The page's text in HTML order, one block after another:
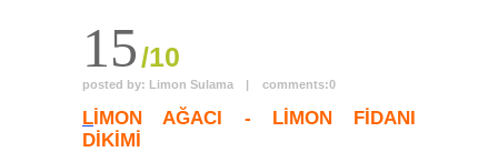
15/10
posted by: Limon Sulama | comments:0
LİMON AĞACI - LİMON FİDANI
DİKİMİ